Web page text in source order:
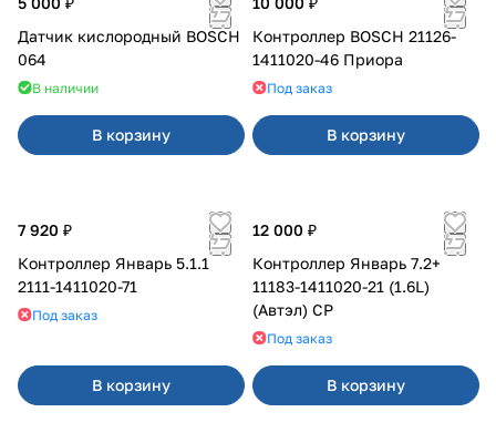
Датчик кислородный BOSCH
064
В наличии
В корзину
Контроллер BOSCH 21126-
1411020-46 Приора
Под заказ
В корзину
7 920 ₽
Контроллер Январь 5.1.1
2111-1411020-71
Под заказ
В корзину
12 000 ₽
Контроллер Январь 7.2+
11183-1411020-21 (1.6L)
(Автэл) СР
Под заказ
В корзину